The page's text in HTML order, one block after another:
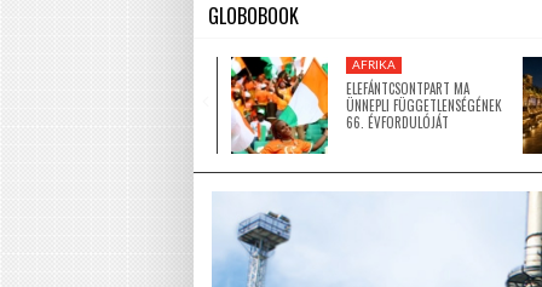
GLOBOBOOK
AFRIKA
ELEFÁNTCSONTPART MA
ÜNNEPLI FÜGGETLENSÉGÉNEK
66. ÉVFORDULÓJÁT